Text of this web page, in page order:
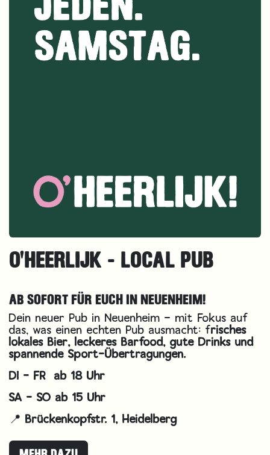
O'HEERLIJK - LOCAL PUB
AB SOFORT FÜR EUCH IN NEUENHEIM!
Dein neuer Pub in Neuenheim – mit Fokus auf
das, was einen echten Pub ausmacht: frisches
lokales Bier, leckeres Barfood, gute Drinks und
spannende Sport-Übertragungen.
DI - FR ab 18 Uhr
SA - SO ab 15 Uhr
📍 Brückenkopfstr. 1, Heidelberg